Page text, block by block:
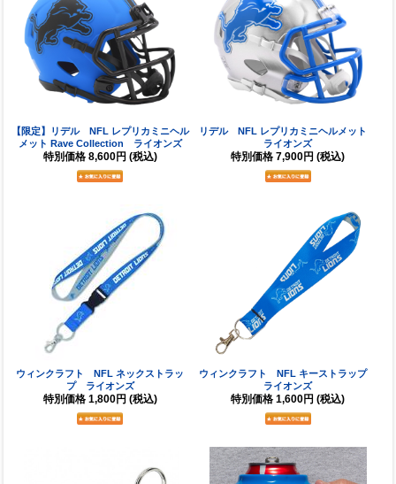
【限定】リデル NFL レプリカミニヘル
メット Rave Collection ライオンズ
特別価格 8,600円 (税込)
リデル NFL レプリカミニヘルメット
ライオンズ
特別価格 7,900円 (税込)
ウィンクラフト NFL ネックストラッ
プ ライオンズ
特別価格 1,800円 (税込)
ウィンクラフト NFL キーストラップ
ライオンズ
特別価格 1,600円 (税込)